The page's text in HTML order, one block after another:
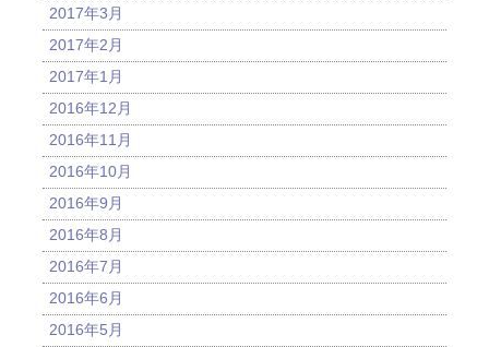
2017年3月
2017年2月
2017年1月
2016年12月
2016年11月
2016年10月
2016年9月
2016年8月
2016年7月
2016年6月
2016年5月